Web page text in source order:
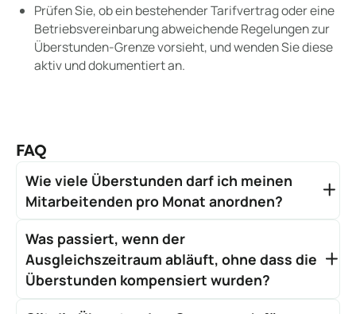
Prüfen Sie, ob ein bestehender Tarifvertrag oder eine
Betriebsvereinbarung abweichende Regelungen zur
Überstunden-Grenze vorsieht, und wenden Sie diese
aktiv und dokumentiert an.
FAQ
Wie viele Überstunden darf ich meinen
Mitarbeitenden pro Monat anordnen?
Das Arbeitszeitgesetz kennt keine monatliche
Überstunden-Grenze. Entscheidend ist der
Durchschnitt: Die werktägliche Arbeitszeit darf acht
Stunden nicht überschreiten, kann aber auf bis zu
zehn Stunden verlängert werden, wenn innerhalb von
Was passiert, wenn der
Ausgleichszeitraum abläuft, ohne dass die
Überstunden kompensiert wurden?
Wird der Ausgleich innerhalb von sechs